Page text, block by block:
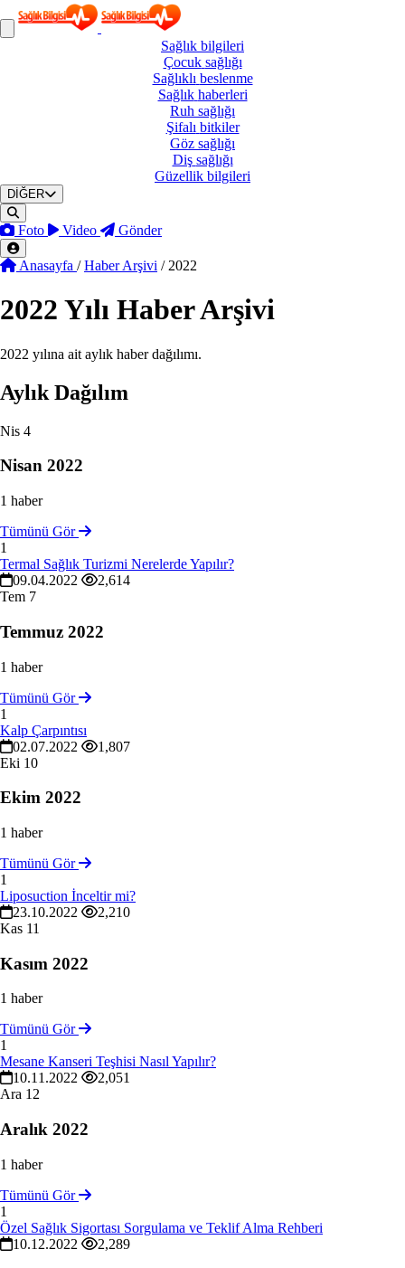
Sağlık bilgileri
Çocuk sağlığı
Sağlıklı beslenme
Sağlık haberleri
Ruh sağlığı
Şifalı bitkiler
Göz sağlığı
Diş sağlığı
Güzellik bilgileri
DİĞER
Foto Video Gönder
Anasayfa / Haber Arşivi / 2022
2022 Yılı Haber Arşivi
2022 yılına ait aylık haber dağılımı.
Aylık Dağılım
Nis 4
Nisan 2022
1 haber
Tümünü Gör
1
Termal Sağlık Turizmi Nerelerde Yapılır?
09.04.2022
2,614
Tem 7
Temmuz 2022
1 haber
Tümünü Gör
1
Kalp Çarpıntısı
02.07.2022
1,807
Eki 10
Ekim 2022
1 haber
Tümünü Gör
1
Liposuction İnceltir mi?
23.10.2022
2,210
Kas 11
Kasım 2022
1 haber
Tümünü Gör
1
Mesane Kanseri Teşhisi Nasıl Yapılır?
10.11.2022
2,051
Ara 12
Aralık 2022
1 haber
Tümünü Gör
1
Özel Sağlık Sigortası Sorgulama ve Teklif Alma Rehberi
10.12.2022
2,289